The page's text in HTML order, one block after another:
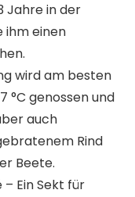
Jahre in der
ihm einen
wird am besten
genossen und
auch
Rind
Beete.
Ein Sekt für